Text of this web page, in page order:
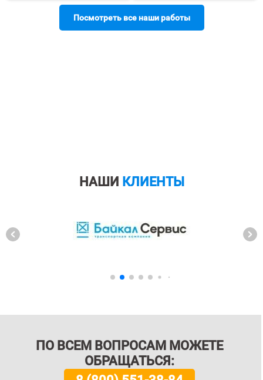
Посмотреть все наши работы
НАШИ КЛИЕНТЫ
ПО ВСЕМ ВОПРОСАМ МОЖЕТЕ
ОБРАЩАТЬСЯ: